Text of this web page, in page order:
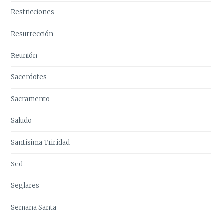
Restricciones
Resurrección
Reunión
Sacerdotes
Sacramento
Saludo
Santísima Trinidad
Sed
Seglares
Semana Santa